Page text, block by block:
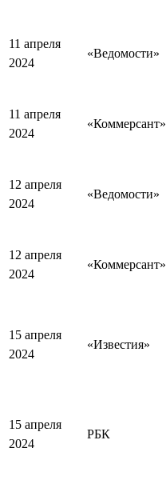
11 апреля
2024
«Ведомости»
11 апреля
2024
«Коммерсант»
12 апреля
2024
«Ведомости»
12 апреля
2024
«Коммерсант»
15 апреля
2024
«Известия»
15 апреля
2024
РБК